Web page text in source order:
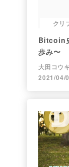
クリ
Bitcoin
歩み〜
大田コウキ
2021/04/